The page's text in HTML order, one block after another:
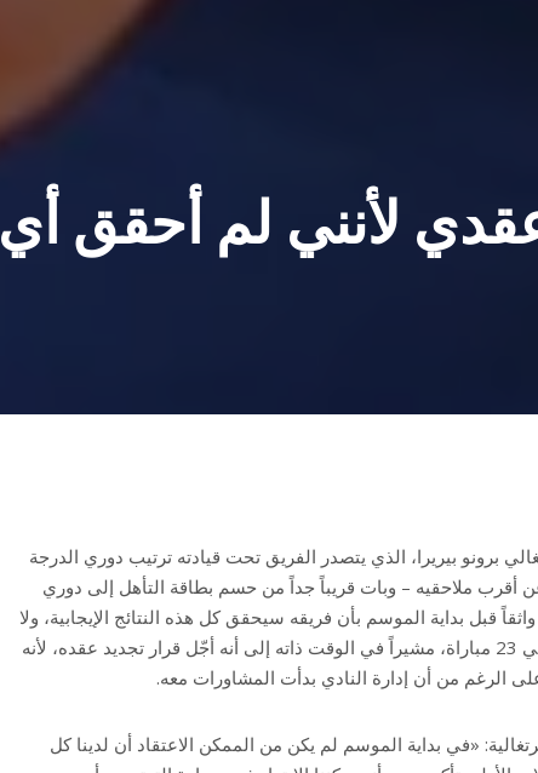
لأنني لم أحقق أي
برونو بيريرا، الذي يتصدر الفريق تحت قيادته ترتيب دوري الدرجة
نقطة كاملة عن أقرب ملاحقيه – وبات قريباً جداً من حسم بطاقة التأهل إلى دوري
قبل بداية الموسم بأن فريقه سيحقق كل هذه النتائج الإيجابية، ولا
يخسر سوى مرة واحدة فقط في 23 مباراة، مشيراً في الوقت ذاته إلى أنه أجّل قرار تجديد عقده، لأنه
الرغم من أن إدارة النادي بدأت المشاورات معه.
«في بداية الموسم لم يكن من الممكن الاعتقاد أن لدينا كل